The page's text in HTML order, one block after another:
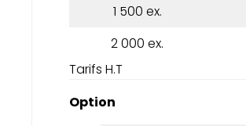
1 500 ex.
2 000 ex.
Tarifs H.T
Option